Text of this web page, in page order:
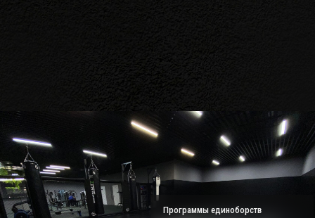
Программы единоборств